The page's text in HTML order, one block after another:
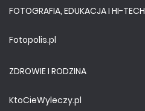
FOTOGRAFIA, EDUKACJA I HI-TECH
Fotopolis.pl
ZDROWIE I RODZINA
KtoCieWyleczy.pl